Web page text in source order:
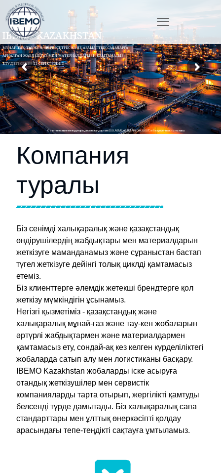
IBEMO KAZAKHSTAN
МҰНАЙ-ГАЗ, ТАУ-КЕН, ӨНЕРКӘСІПТІК ЖӘНЕ АЗАМАТТЫҚ САЛАЛАРҒА
АРНАЛҒАН ЖАБДЫҚТАР МЕН МАТЕРИАЛДАРМЕН ҚАМТАМАСЫЗ
ЕТУДЕГІ СЕНІМДІ СЕРІКТЕСІҢІЗ.
Соответствие международным стандартам (ISO, ASME, ASTM, API, DIN, GOST) и безупречная логистика
Компания
туралы
Біз сенімді халықаралық және қазақстандық
өндірушілердің жабдықтары мен материалдарын
жеткізуге маманданамыз және сұраныстан бастап
түгел жеткізуге дейінгі толық циклді қамтамасыз
етеміз.
Біз клиенттерге әлемдік жетекші брендтерге қол
жеткізу мүмкіндігін ұсынамыз.
Негізгі қызметіміз - қазақстандық және
халықаралық мұнай-газ және тау-кен жобаларын
әртүрлі жабдықтармен және материалдармен
қамтамасыз ету, сондай-ақ кез келген күрделіліктегі
жобаларда сатып алу мен логистиканы басқару.
IBEMO Kazakhstan жобаларды іске асыруға
отандық жеткізушілер мен сервистік
компанияларды тарта отырып, жергілікті қамтуды
белсенді түрде дамытады. Біз халықаралық сапа
стандарттары мен ұлттық өнеркәсіпті қолдау
арасындағы тепе-теңдікті сақтауға ұмтыламыз.